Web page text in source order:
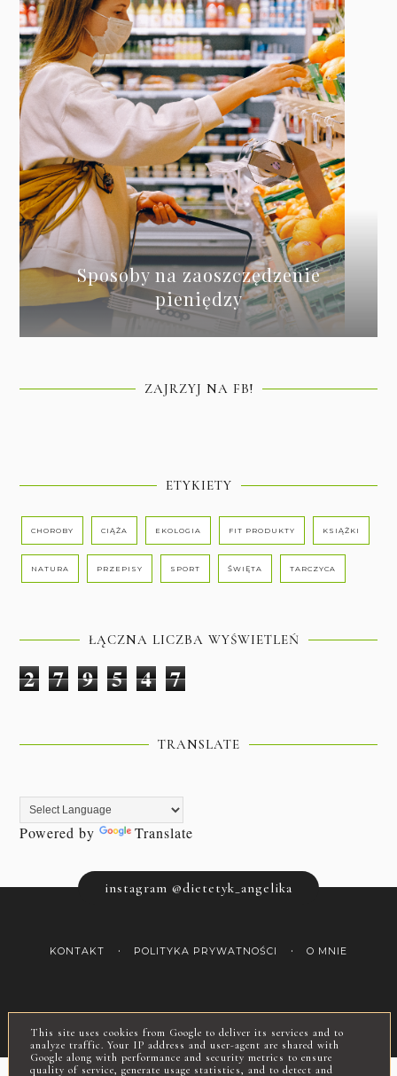
Sposoby na zaoszczędzenie
pieniędzy
ZAJRZYJ NA FB!
ETYKIETY
CHOROBY CIĄŻA EKOLOGIA FIT PRODUKTY KSIĄŻKI
NATURA PRZEPISY SPORT ŚWIĘTA TARCZYCA
ŁĄCZNA LICZBA WYŚWIETLEŃ
2 7 9 5 4 7
TRANSLATE
Powered by Translate
instagram @dietetyk_angelika
KONTAKT POLITYKA PRYWATNOŚCI O MNIE
COPYRIGHT ©ROZSĄDNE ODCHUDZANIE
BLOG DESIGN: KAROGRAFIA.PL
This site uses cookies from Google to deliver its services and to
analyze traffic. Your IP address and user-agent are shared with
Google along with performance and security metrics to ensure
quality of service, generate usage statistics, and to detect and